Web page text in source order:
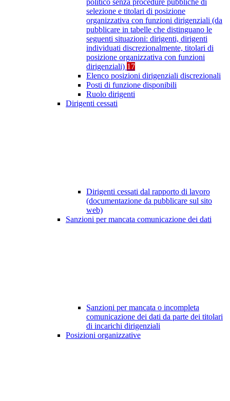
politico senza procedure pubbliche di
selezione e titolari di posizione
organizzativa con funzioni dirigenziali (da
pubblicare in tabelle che distinguano le
seguenti situazioni: dirigenti, dirigenti
individuati discrezionalmente, titolari di
posizione organizzativa con funzioni
dirigenziali) 17
Elenco posizioni dirigenziali discrezionali
Posti di funzione disponibili
Ruolo dirigenti
Dirigenti cessati
Dirigenti cessati dal rapporto di lavoro
(documentazione da pubblicare sul sito
web)
Sanzioni per mancata comunicazione dei dati
Sanzioni per mancata o incompleta
comunicazione dei dati da parte dei titolari
di incarichi dirigenziali
Posizioni organizzative